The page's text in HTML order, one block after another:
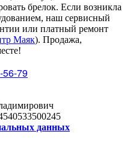
брелок. Если возникла
, наш сервисный
или платный ремонт
Маяк). Продажа,
56-79
данных